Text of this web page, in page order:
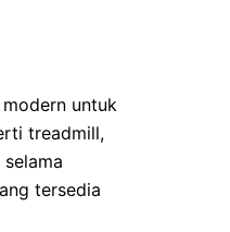
untuk
treadmill,
tersedia